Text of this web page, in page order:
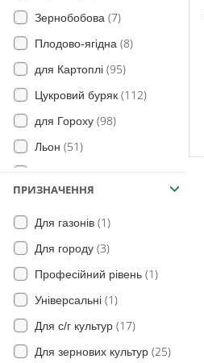
Кипець гребінчастий
Ячмінь мишачий(13)
Падалиця культурних злаків
(41)
Стоколос безостий
Зернобобова (7)
Плодово-ягідна (8)
для Картоплі (95)
Цукровий буряк (112)
для Гороху (98)
Льон (51)
(7)
для Сої(205)
для Цибулі (43)
Морква(46)
Овочі(18)
Яблуня(4)
для Винограду(12)
ПРИЗНАЧЕННЯ
Для газонів (1)
Для городу (3)
Професійний рівень (1)
Універсальні (1)
Для с/г культур (17)
Для зернових культур (25)